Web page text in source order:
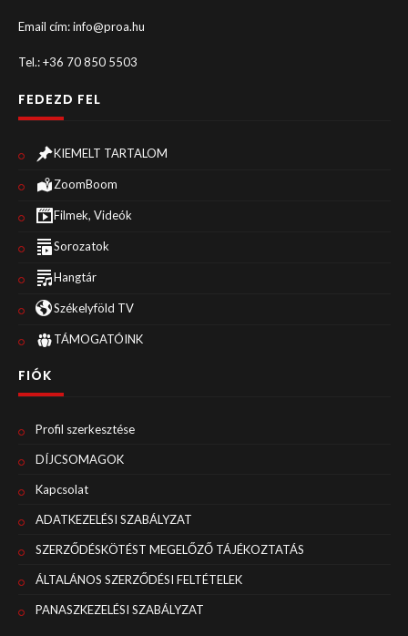
Email cím: info@proa.hu
Tel.: +36 70 850 5503
FEDEZD FEL
KIEMELT TARTALOM
ZoomBoom
Filmek, Videók
Sorozatok
Hangtár
Székelyföld TV
TÁMOGATÓINK
FIÓK
Profil szerkesztése
DÍJCSOMAGOK
Kapcsolat
ADATKEZELÉSI SZABÁLYZAT
SZERZŐDÉSKÖTÉST MEGELŐZŐ TÁJÉKOZTATÁS
ÁLTALÁNOS SZERZŐDÉSI FELTÉTELEK
PANASZKEZELÉSI SZABÁLYZAT